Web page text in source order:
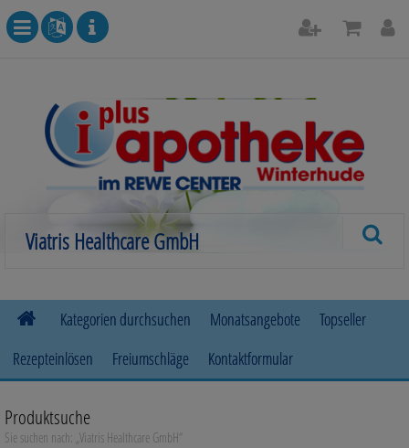
Kategorien durchsuchen
Allergie
Auge, Ohr, Nase & Mund
Monatsangebote
Topseller
Rezepteinlösen
Freiumschläge Kontaktformular
Produktsuche
Sie suchen nach: Viatris Healthcare GmbH